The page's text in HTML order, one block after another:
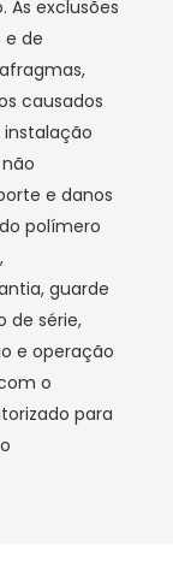
exclusões
de
causados
instalação
e danos
polímero
guarde
de série,
e operação
o
para